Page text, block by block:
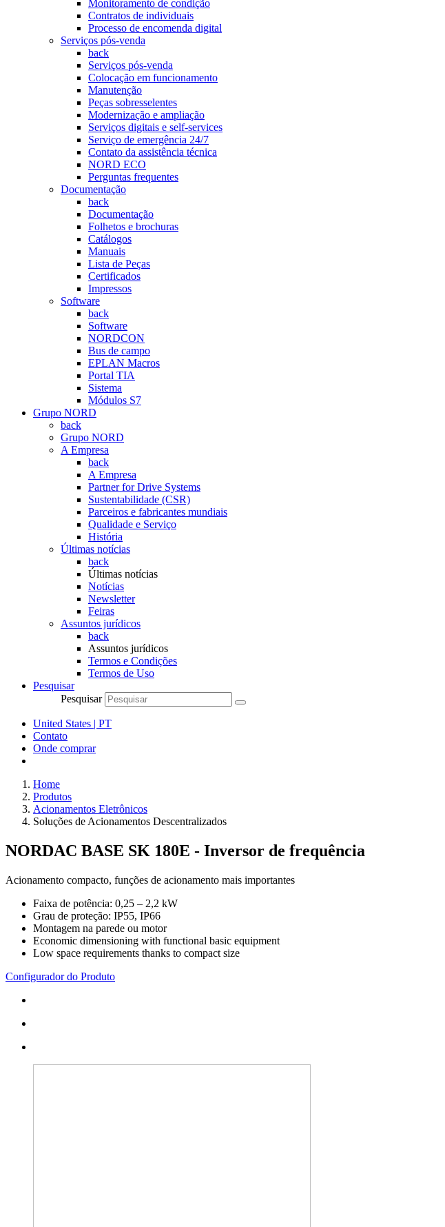
Monitoramento de condição
Contratos de individuais
Processo de encomenda digital
Serviços pós-venda
back
Serviços pós-venda
Colocação em funcionamento
Manutenção
Peças sobresselentes
Modernização e ampliação
Serviços digitais e self-services
Serviço de emergência 24/7
Contato da assistência técnica
NORD ECO
Perguntas frequentes
Documentação
back
Documentação
Folhetos e brochuras
Catálogos
Manuais
Lista de Peças
Certificados
Impressos
Software
back
Software
NORDCON
Bus de campo
EPLAN Macros
Portal TIA
Sistema
Módulos S7
Grupo NORD
back
Grupo NORD
A Empresa
back
A Empresa
Partner for Drive Systems
Sustentabilidade (CSR)
Parceiros e fabricantes mundiais
Qualidade e Serviço
História
Últimas notícias
back
Últimas notícias
Notícias
Newsletter
Feiras
Assuntos jurídicos
back
Assuntos jurídicos
Termos e Condições
Termos de Uso
Pesquisar
Pesquisar
United States | PT
Contato
Onde comprar
Home
Produtos
Acionamentos Eletrônicos
Soluções de Acionamentos Descentralizados
NORDAC BASE SK 180E - Inversor de frequência
Acionamento compacto, funções de acionamento mais importantes
Faixa de potência: 0,25 – 2,2 kW
Grau de proteção: IP55, IP66
Montagem na parede ou motor
Economic dimensioning with functional basic equipment
Low space requirements thanks to compact size
Configurador do Produto